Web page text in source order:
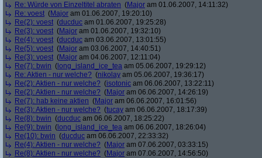
Re: Würde von Einzeltitel abraten (Major am 01.06.2007, 14:11:32)
Re: voest (Major am 01.06.2007, 19:20:10)
Re(2): voest (ducduc am 01.06.2007, 19:25:28)
Re(3): voest (Major am 01.06.2007, 19:32:10)
Re(4): voest (ducduc am 03.06.2007, 13:01:55)
Re(5): voest (Major am 03.06.2007, 14:40:51)
Re(3): voest (Major am 04.06.2007, 12:11:04)
Re(7): bwin ( long_island_ice_tea am 05.06.2007, 19:29:12)
Re: Aktien - nur welche? (nikolay am 05.06.2007, 19:36:17)
Re(2): Aktien - nur welche? (isotonic am 06.06.2007, 13:22:11)
Re(2): Aktien - nur welche? (Major am 06.06.2007, 14:26:19)
Re(7): hab keine aktien (Major am 06.06.2007, 16:01:56)
Re(3): Aktien - nur welche? (tucay am 06.06.2007, 18:17:39)
Re(8): bwin (ducduc am 06.06.2007, 18:25:22)
Re(9): bwin ( long_island_ice_tea am 06.06.2007, 18:26:04)
Re(10): bwin (ducduc am 06.06.2007, 22:33:32)
Re(4): Aktien - nur welche? (Major am 07.06.2007, 03:33:15)
Re(8): Aktien - nur welche? (Major am 07.06.2007, 14:56:50)